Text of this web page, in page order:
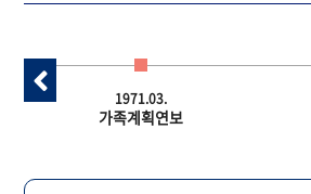
1971.03.
가족계획연보